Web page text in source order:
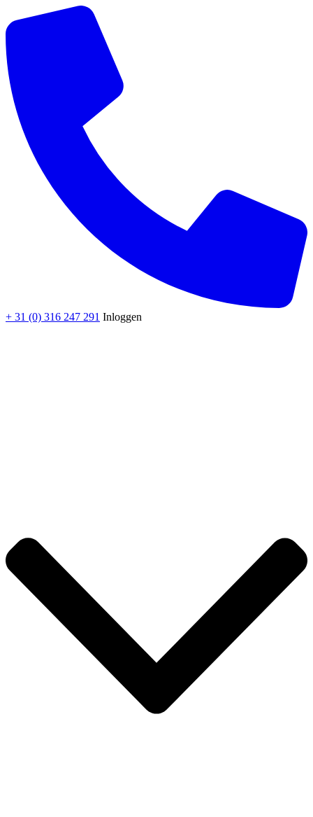
+ 31 (0) 316 247 291 Inloggen